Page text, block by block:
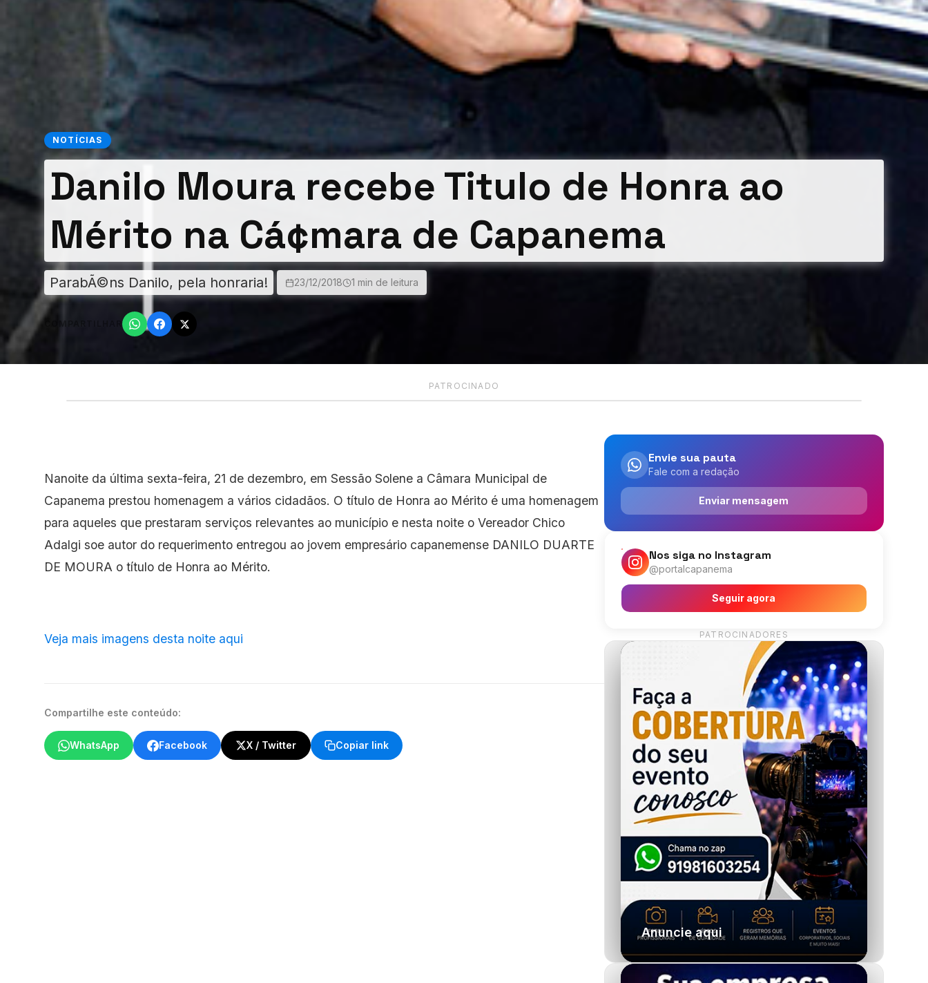
NOTÍCIAS
Danilo Moura recebe Titulo de Honra ao
Mérito na Cá¢mara de Capanema
ParabÃ©ns Danilo, pela honraria! 23/12/2018 1 min de leitura
COMPARTILHAR
PATROCINADO
Nanoite da última sexta-feira, 21 de dezembro, em Sessão Solene a Câmara Municipal de
Capanema prestou homenagem a vários cidadãos. O título de Honra ao Mérito é uma homenagem
para aqueles que prestaram serviços relevantes ao município e nesta noite o Vereador Chico
Adalgi soe autor do requerimento entregou ao jovem empresário capanemense DANILO DUARTE
DE MOURA o título de Honra ao Mérito.
Veja mais imagens desta noite aqui
Compartilhe este conteúdo:
WhatsApp Facebook X / Twitter Copiar link
Envie sua pauta
Fale com a redação
Enviar mensagem
Nos siga no Instagram
@portalcapanema
Seguir agora
PATROCINADORES
Anuncie aqui